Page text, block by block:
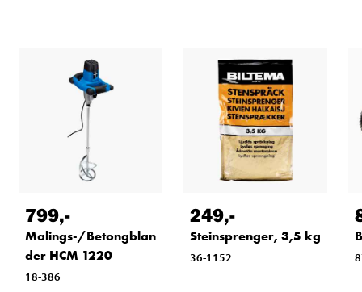
799,-
Malings-/Betongblan
der HCM 1220
18-386
249,-
Steinsprenger, 3,5 kg
36-1152